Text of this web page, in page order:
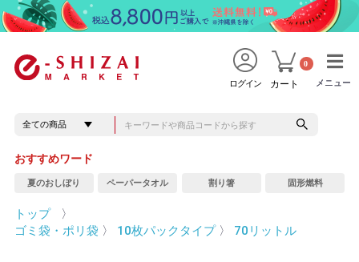
メニュー
メニュー
ログイン カート
0
おすすめワード
夏のおしぼり ペーパータオル 割り箸 固形燃料
トップ
〉
ゴミ袋・ポリ袋 〉 10枚パックタイプ 〉 70リットル